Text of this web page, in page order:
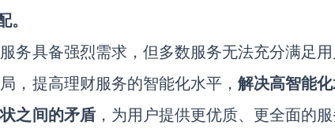
务具备强烈需求，但多数服务无法充分满足
，提高理财服务的智能化水平， 解决高智能
之间的矛盾，为用户提供更优质、更全面的服